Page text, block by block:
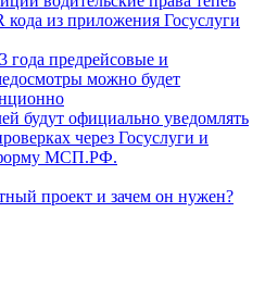
из приложения Госуслуги
года предрейсовые и
можно будет
будут официально уведомлять
через Госуслуги и
МСП.РФ.
проект и зачем он нужен?